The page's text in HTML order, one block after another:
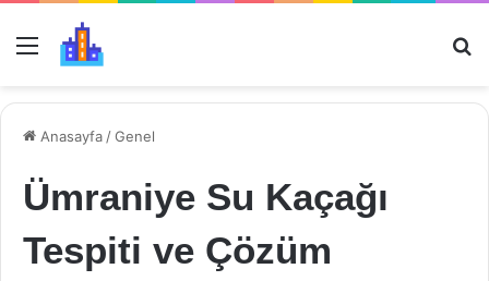
Menü
Anasayfa /Genel
Ümraniye Su Kaçağı
Tespiti ve Çözüm